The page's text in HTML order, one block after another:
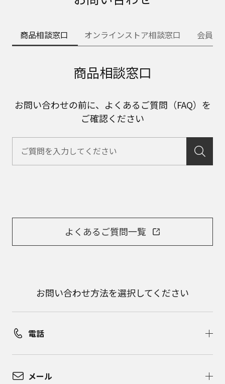
商品相談窓口 オンラインストア相談窓口 会員サ
商品相談窓口
お問い合わせの前に、よくあるご質問（FAQ）を
ご確認ください
よくあるご質問一覧
お問い合わせ方法を選択してください
電話
メール